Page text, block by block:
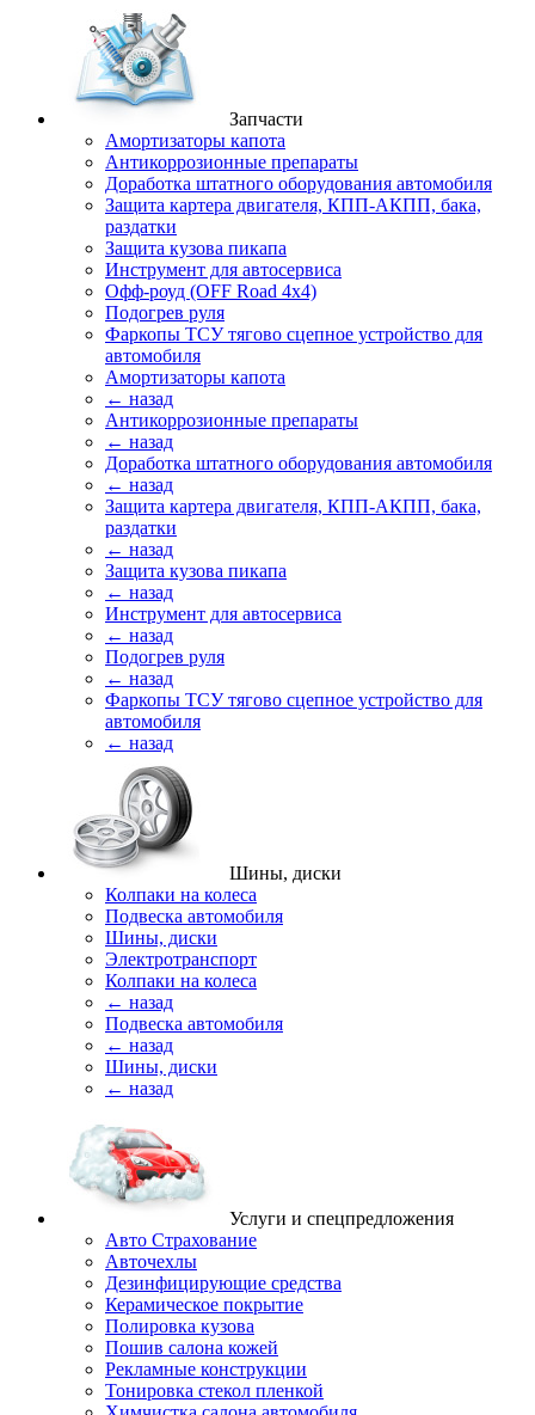
Запчасти
Амортизаторы капота
Антикоррозионные препараты
Доработка штатного оборудования автомобиля
Защита картера двигателя, КПП-АКПП, бака,
раздатки
Защита кузова пикапа
Инструмент для автосервиса
Офф-роуд (OFF Road 4x4)
Подогрев руля
Фаркопы ТСУ тягово сцепное устройство для
автомобиля
Амортизаторы капота
← назад
Антикоррозионные препараты
← назад
Доработка штатного оборудования автомобиля
← назад
Защита картера двигателя, КПП-АКПП, бака,
раздатки
← назад
Защита кузова пикапа
← назад
Инструмент для автосервиса
← назад
Подогрев руля
← назад
Фаркопы ТСУ тягово сцепное устройство для
автомобиля
← назад
Шины, диски
Колпаки на колеса
Подвеска автомобиля
Шины, диски
Электротранспорт
Колпаки на колеса
← назад
Подвеска автомобиля
← назад
Шины, диски
← назад
Услуги и спецпредложения
Авто Страхование
Авточехлы
Дезинфицирующие средства
Керамическое покрытие
Полировка кузова
Пошив салона кожей
Рекламные конструкции
Тонировка стекол пленкой